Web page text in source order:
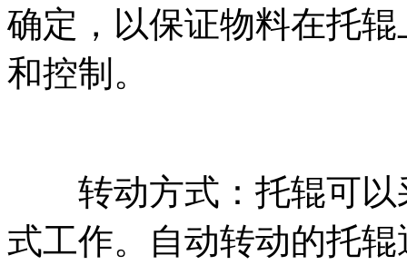
确定，以保证物料在托
和控制。
转动方式：托辊可以
式工作。自动转动的托